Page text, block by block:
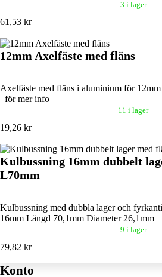
3 i lager
61,53 kr
12mm Axelfäste med fläns
Axelfäste med fläns i aluminium för
för mer info
11 i lager
19,26 kr
Kulbussning 16mm dubbelt
L70mm
Kulbussning med dubbla lager och
16mm Längd 70,1mm Diameter 26,1mm
9 i lager
79,82 kr
Konto